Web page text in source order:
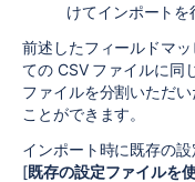
けてインポートを
前述したフィールドマ
ての CSV ファイルに同
ファイルを分割いただ
ことができます。
インポート時に既存の
[既存の設定ファイルを